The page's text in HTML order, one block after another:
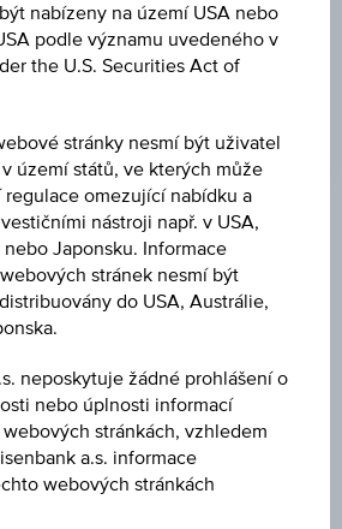
nabízeny na území USA nebo
podle významu uvedeného v
the U.S. Securities Act of
stránky nesmí být uživatel
území států, ve kterých může
regulace omezující nabídku a
nástroji např. v USA,
Japonsku. Informace
stránek nesmí být
do USA, Austrálie,
neposkytuje žádné prohlášení o
nebo úplnosti informací
stránkách, vzhledem
a.s. informace
webových stránkách